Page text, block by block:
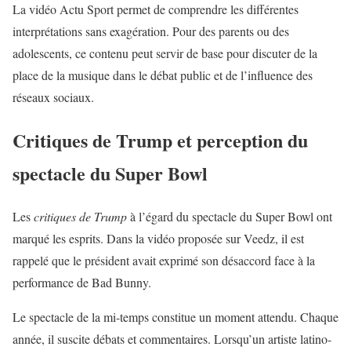
La vidéo Actu Sport permet de comprendre les différentes
interprétations sans exagération. Pour des parents ou des
adolescents, ce contenu peut servir de base pour discuter de la
place de la musique dans le débat public et de l’influence des
réseaux sociaux.
Critiques de Trump et perception du
spectacle du Super Bowl
Lescritiques de Trumpà l’égard du spectacle du Super Bowl ont
marqué les esprits. Dans la vidéo proposée sur Veedz, il est
rappelé que le président avait exprimé son désaccord face à la
performance de Bad Bunny.
Le spectacle de la mi-temps constitue un moment attendu. Chaque
année, il suscite débats et commentaires. Lorsqu’un artiste latino-